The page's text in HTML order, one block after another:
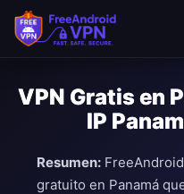
Saltar al contenido principal
VPN Gratis en
IP
Resumen:
gratuito en Panamá